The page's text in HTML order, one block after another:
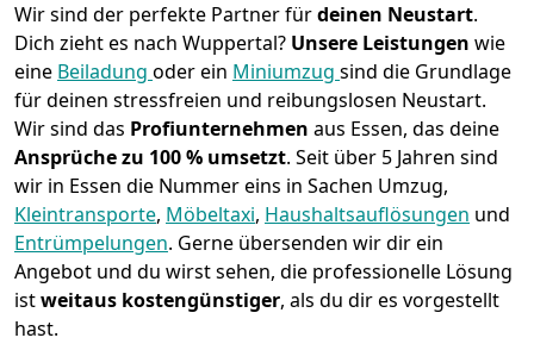
Wir sind der perfekte Partner fürdeinen Neustart.
Dich zieht es nach Wuppertal? Unsere Leistungen wie
eine Beiladung oder ein Miniumzug sind die Grundlage
für deinen stressfreien und reibungslosen Neustart.
Wir sind das Profiunternehmen aus Essen, das deine
Ansprüche zu 100 % umsetzt. Seit über 5 Jahren sind
wir in Essen die Nummer eins in Sachen Umzug,
Kleintransporte, Möbeltaxi, Haushaltsauflösungen und
Entrümpelungen. Gerne übersenden wir dir ein
Angebot und du wirst sehen, die professionelle Lösung
istweitaus kostengünstiger, als du dir es vorgestellt
hast.